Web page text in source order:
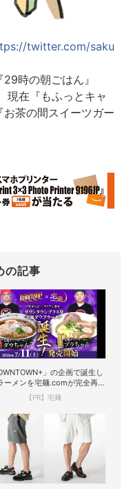
twitter.com/saku
時の朝ごはん』
現在『もふっとキャ
茶の間スイーツガー
の記事
」の企画で誕生し
ーメンを宅麺.comが完全再
現！
【PR】宅麺